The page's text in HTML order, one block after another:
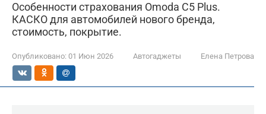
Особенности страхования Omoda C5 Plus.
КАСКО для автомобилей нового бренда,
стоимость, покрытие.
Опубликовано: 01 Июн 2026 Автогаджеты Елена Петрова